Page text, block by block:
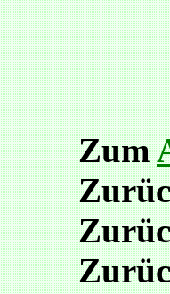
Zum